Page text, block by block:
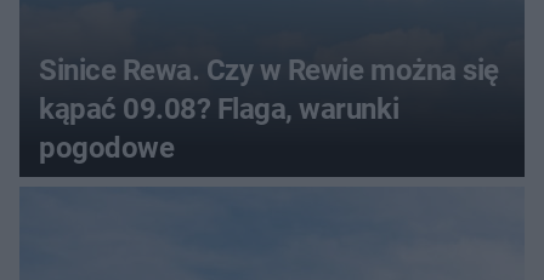
Sinice Rewa. Czy w Rewie można się
kąpać 09.08? Flaga, warunki
pogodowe